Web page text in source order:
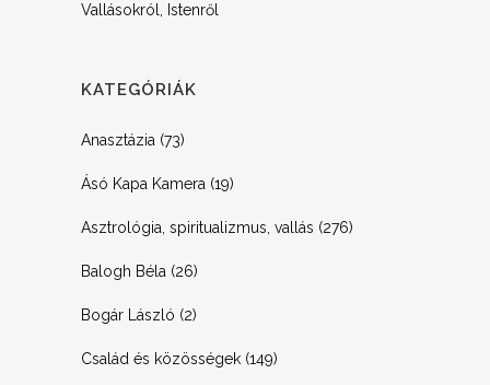
Vallásokról, Istenről
KATEGÓRIÁK
Anasztázia (73)
Ásó Kapa Kamera (19)
Asztrológia, spiritualizmus, vallás (276)
Balogh Béla (26)
Bogár László (2)
Család és közösségek (149)